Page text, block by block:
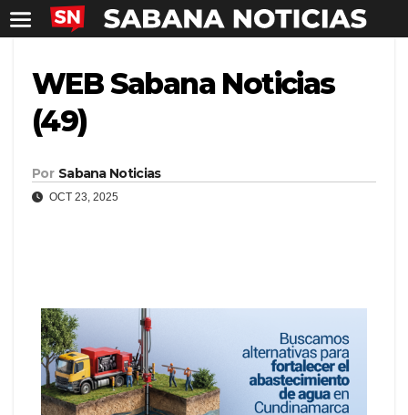
WEB Sabana Noticias
(49)
Por Sabana Noticias
OCT 23, 2025